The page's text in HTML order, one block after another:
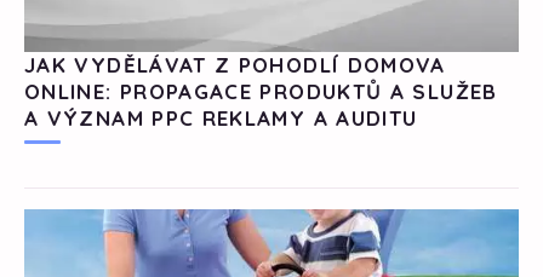
JAK VYDĚLÁVAT Z POHODLÍ DOMOVA
ONLINE: PROPAGACE PRODUKTŮ A SLUŽEB
A VÝZNAM PPC REKLAMY A AUDITU